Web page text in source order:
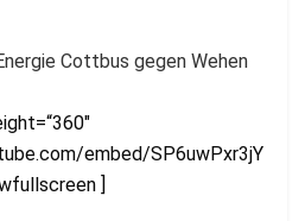
Cottbus gegen Wehen
embed/SP6uwPxr3jY
]